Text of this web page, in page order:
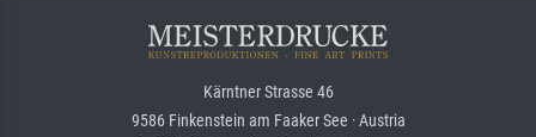
Kärntner Strasse 46
9586 Finkenstein am Faaker See · Austria